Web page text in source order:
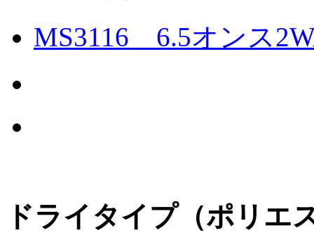
MS3116 6.5オンス
ドライタイプ（ポリエ